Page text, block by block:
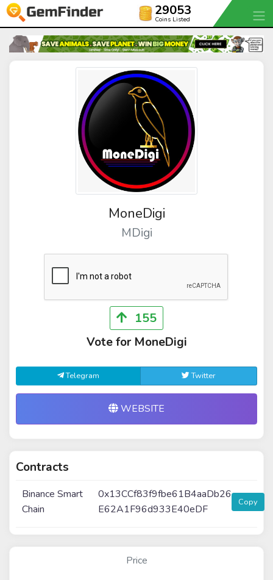
29053
Coins Listed
MoneDigi
MDigi
155
Vote for MoneDigi
Telegram Twitter
WEBSITE
Contracts
Binance Smart
Chain
0x13CCf83f9fbe61B4aaDb26
E62A1F96d933E40eDF
Copy
Price